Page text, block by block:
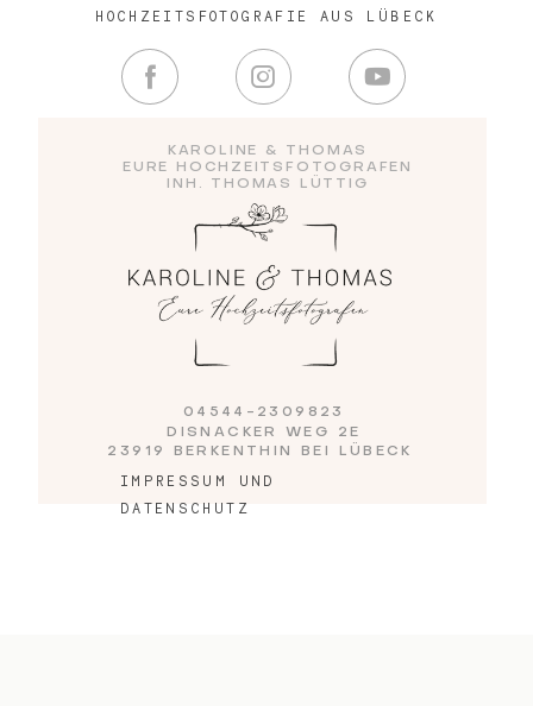
KAROLINE & THOMAS
EURE HOCHZEITSFOTOGRAFEN
INH. THOMAS LÜTTIG
IMPRESSUM UND
DATENSCHUTZ
04544-2309823
DISNACKER WEG 2E
23919 BERKENTHIN BEI LÜBECK
HOCHZEITSFOTOGRAFIE AUS LÜBECK